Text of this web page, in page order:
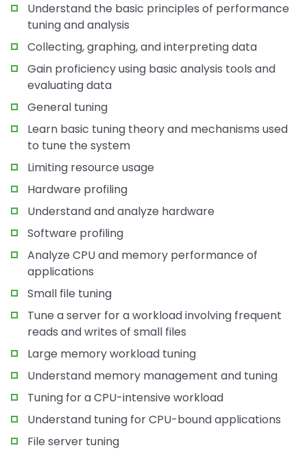
Understand the basic principles of performance
tuning and analysis
Collecting, graphing, and interpreting data
Gain proficiency using basic analysis tools and
evaluating data
General tuning
Learn basic tuning theory and mechanisms used
to tune the system
Limiting resource usage
Hardware profiling
Understand and analyze hardware
Software profiling
Analyze CPU and memory performance of
applications
Small file tuning
Tune a server for a workload involving frequent
reads and writes of small files
Large memory workload tuning
Understand memory management and tuning
Tuning for a CPU-intensive workload
Understand tuning for CPU-bound applications
File server tuning